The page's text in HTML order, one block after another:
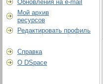
Обновления на e-mail
Мой архив
ресурсов
Редактировать профиль
Справка
О DSpace